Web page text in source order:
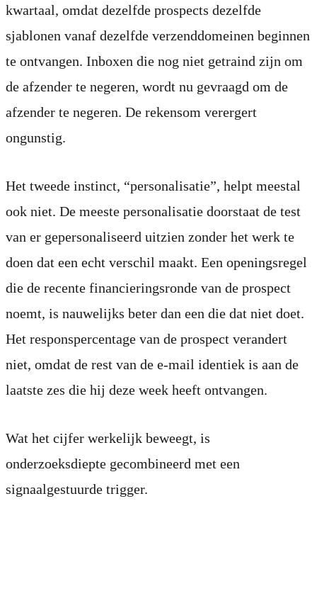
kwartaal, omdat dezelfde prospects dezelfde
sjablonen vanaf dezelfde verzenddomeinen beginnen
te ontvangen. Inboxen die nog niet getraind zijn om
de afzender te negeren, wordt nu gevraagd om de
afzender te negeren. De rekensom verergert
ongunstig.
Het tweede instinct, “personalisatie”, helpt meestal
ook niet. De meeste personalisatie doorstaat de test
van er gepersonaliseerd uitzien zonder het werk te
doen dat een echt verschil maakt. Een openingsregel
die de recente financieringsronde van de prospect
noemt, is nauwelijks beter dan een die dat niet doet.
Het responspercentage van de prospect verandert
niet, omdat de rest van de e-mail identiek is aan de
laatste zes die hij deze week heeft ontvangen.
Wat het cijfer werkelijk beweegt, is
onderzoeksdiepte gecombineerd met een
signaalgestuurde trigger.